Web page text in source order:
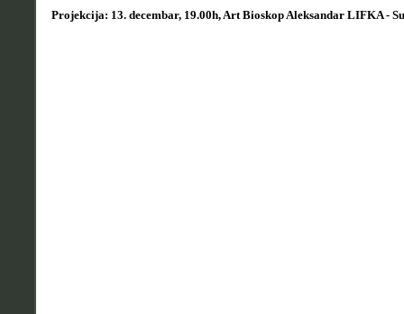
Projekcija: 13. decembar, 19.00h, Art Bioskop Aleksandar LIFKA -